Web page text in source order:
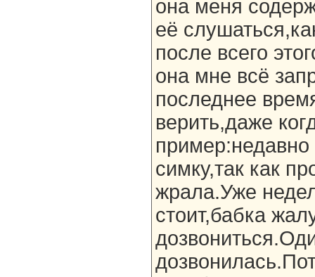
она меня
её
после всего
она мне всё
последнее
верить,даже
симку,так как
жрала.Уже
стоит,бабка